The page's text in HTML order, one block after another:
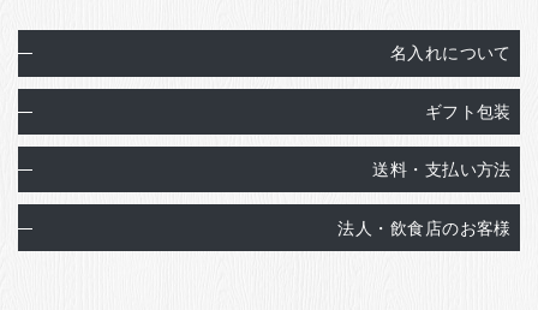
名入れについて
ギフト包装
送料・支払い方法
法人・飲食店のお客様